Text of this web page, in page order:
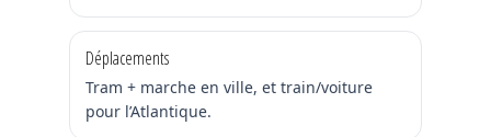
Déplacements
Tram + marche en ville, et train/voiture
pour l’Atlantique.